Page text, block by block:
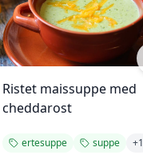
Ristet maissuppe med
cheddarost
ertesuppe suppe +1